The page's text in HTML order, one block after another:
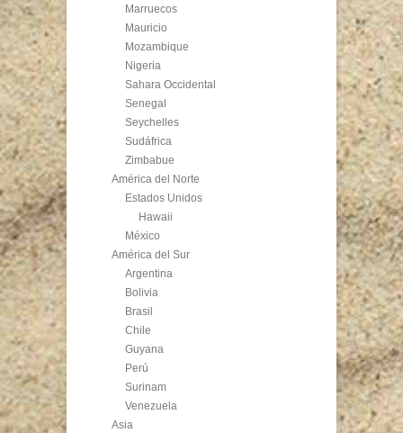
Marruecos
Mauricio
Mozambique
Nigeria
Sahara Occidental
Senegal
Seychelles
Sudáfrica
Zimbabue
América del Norte
Estados Unidos
Hawaii
México
América del Sur
Argentina
Bolivia
Brasil
Chile
Guyana
Perú
Surinam
Venezuela
Asia